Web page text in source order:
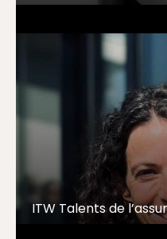
ITW Talents de